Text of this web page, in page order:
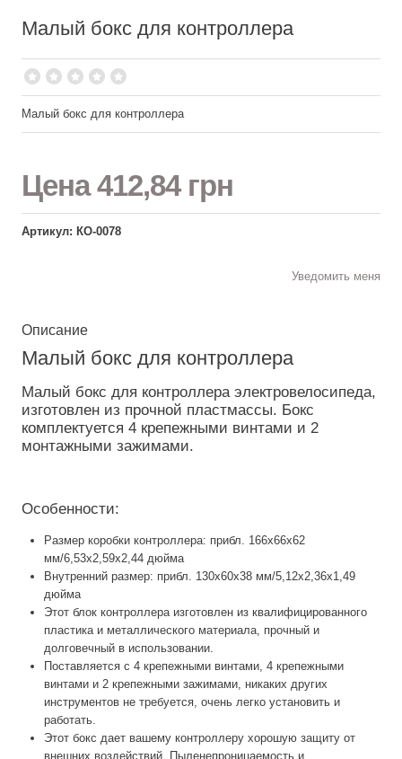
Малый бокс для контроллера
Малый бокс для контроллера
Цена412,84 грн
Артикул: КО-0078
Уведомить меня
Описание
Малый бокс для контроллера
Малый бокс для контроллера электровелосипеда,
изготовлен из прочной пластмассы. Бокс
комплектуется 4 крепежными винтами и 2
монтажными зажимами.
Особенности:
Размер коробки контроллера: прибл. 166x66x62
мм/6,53x2,59x2,44 дюйма
Внутренний размер: прибл. 130x60x38 мм/5,12x2,36x1,49
дюйма
Этот блок контроллера изготовлен из квалифицированного
пластика и металлического материала, прочный и
долговечный в использовании.
Поставляется с 4 крепежными винтами, 4 крепежными
винтами и 2 крепежными зажимами, никаких других
инструментов не требуется, очень легко установить и
работать.
Этот бокс дает вашему контроллеру хорошую защиту от
внешних воздействий. Пыленепроницаемость и